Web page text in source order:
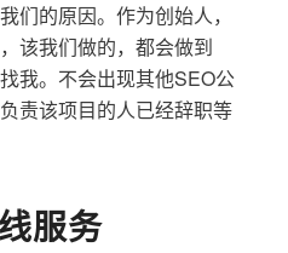
们的原因。作为创始人，
该我们做的，都会做到
我。不会出现其他SEO公
责该项目的人已经辞职等
服务